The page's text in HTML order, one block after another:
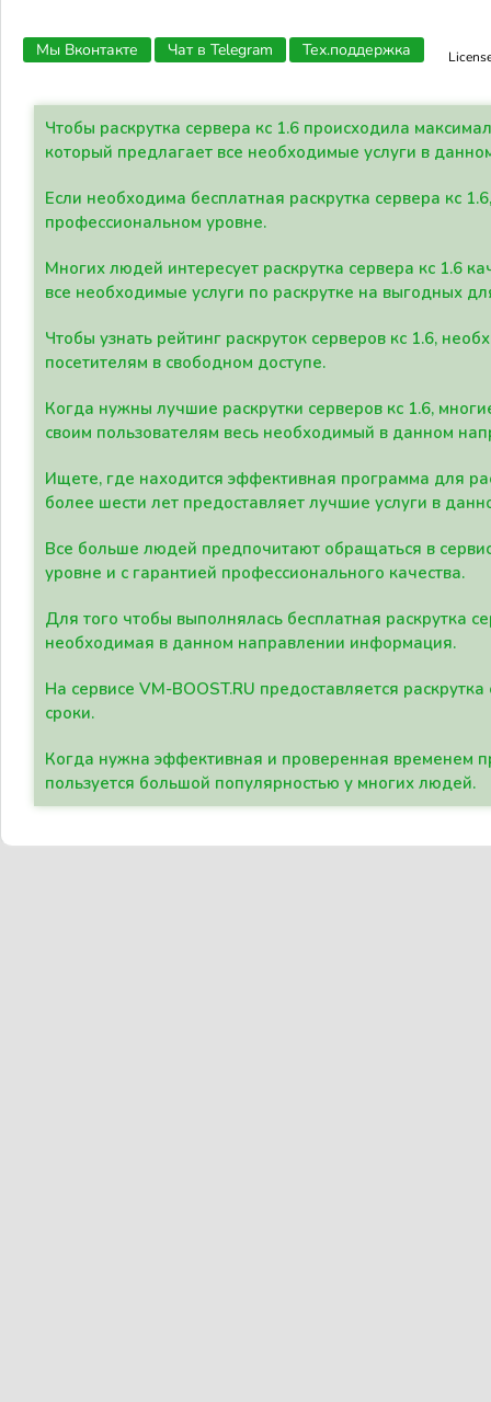
Мы Вконтакте Чат в Telegram Тех.поддержка
Чтобы раскрутка сервера кс 1.6 происходила
который предлагает все необходимые услуги в
Если необходима бесплатная раскрутка сервера кс
профессиональном уровне.
Многих людей интересует раскрутка сервера кс 1.6
все необходимые услуги по раскрутке на выгодных
Чтобы узнать рейтинг раскруток серверов кс 1.6,
посетителям в свободном доступе.
Когда нужны лучшие раскрутки серверов кс 1.6,
своим пользователям весь необходимый в данном
Ищете, где находится эффективная программа для
более шести лет предоставляет лучшие услуги в
Все больше людей предпочитают обращаться в
уровне и с гарантией профессионального качества.
Для того чтобы выполнялась бесплатная раскрутка
необходимая в данном направлении информация.
На сервисе VM-BOOST.RU предоставляется
сроки.
Когда нужна эффективная и проверенная временем
пользуется большой популярностью у многих людей.